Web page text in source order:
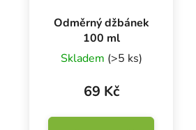
Odměrný džbánek
100 ml
Skladem (>5 ks)
69 Kč